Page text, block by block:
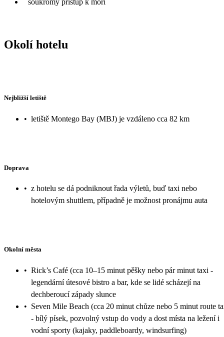
Okolí hotelu
Nejbližší letiště
• letiště Montego Bay (MBJ) je vzdáleno cca 82 km
Doprava
• z hotelu se dá podniknout řada výletů, buď taxi nebo
hotelovým shuttlem, případně je možnost pronájmu auta
Okolní města
• Rick’s Café (cca 10–15 minut pěšky nebo pár minut taxi -
legendární útesové bistro a bar, kde se lidé scházejí na
dechberoucí západy slunce
• Seven Mile Beach (cca 20 minut chůze nebo 5 minut route
- bílý písek, pozvolný vstup do vody a dost místa na ležení i
vodní sporty (kajaky, paddleboardy, windsurfing)